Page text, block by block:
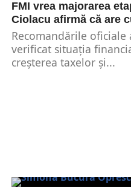
FMI vrea majorarea
Ciolacu afirmă că are
Recomandările oficiale
verificat situația
creșterea taxelor și...